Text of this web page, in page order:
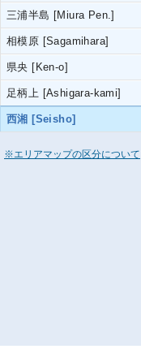
三浦半島 [Miura Pen.]
相模原 [Sagamihara]
県央 [Ken-o]
足柄上 [Ashigara-kami]
西湘 [Seisho]
※エリアマップの区分について